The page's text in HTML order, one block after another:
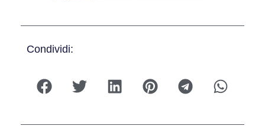
Condividi: